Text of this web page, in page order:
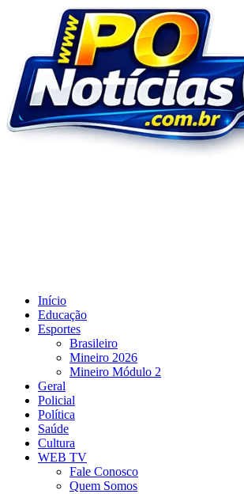
conteúdo
Início
Educação
Esportes
Brasileiro
Mineiro 2026
Mineiro Módulo 2
Geral
Policial
Política
Saúde
Cultura
WEB TV
Fale Conosco
Quem Somos